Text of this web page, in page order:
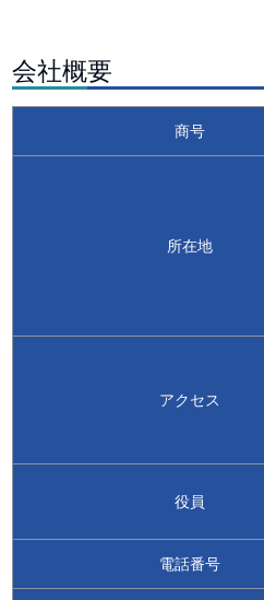
会社概要
商号
所在地
アクセス
役員
電話番号